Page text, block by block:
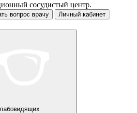
сосудистый центр.
вопрос врачу
Личный кабинет